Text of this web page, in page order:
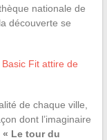
nationale de
découverte se
Fit attire de
de chaque ville,
dont l’imaginaire
« Le tour du